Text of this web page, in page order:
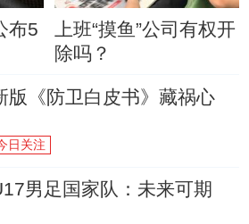
布5
上班“摸鱼”公司有权开
除吗？
版《防卫白皮书》藏祸心
日关注
男足国家队：未来可期